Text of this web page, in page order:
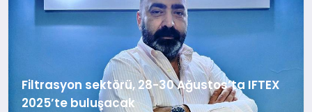
Filtrasyon sektörü, 28-30 Ağustos’ta IFTEX
2025’te buluşacak